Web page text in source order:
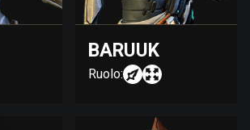
BARUUK
Ruolo: